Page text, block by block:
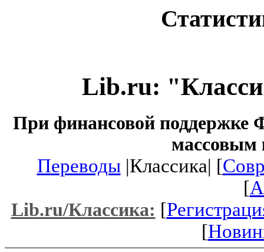
Lib.ru:
При финансовой поддержке
массовым
Переводы|Классика| [
[
Lib.ru/Классика: [
[